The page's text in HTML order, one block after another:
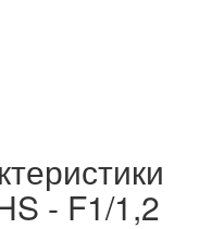
- F1/1,2